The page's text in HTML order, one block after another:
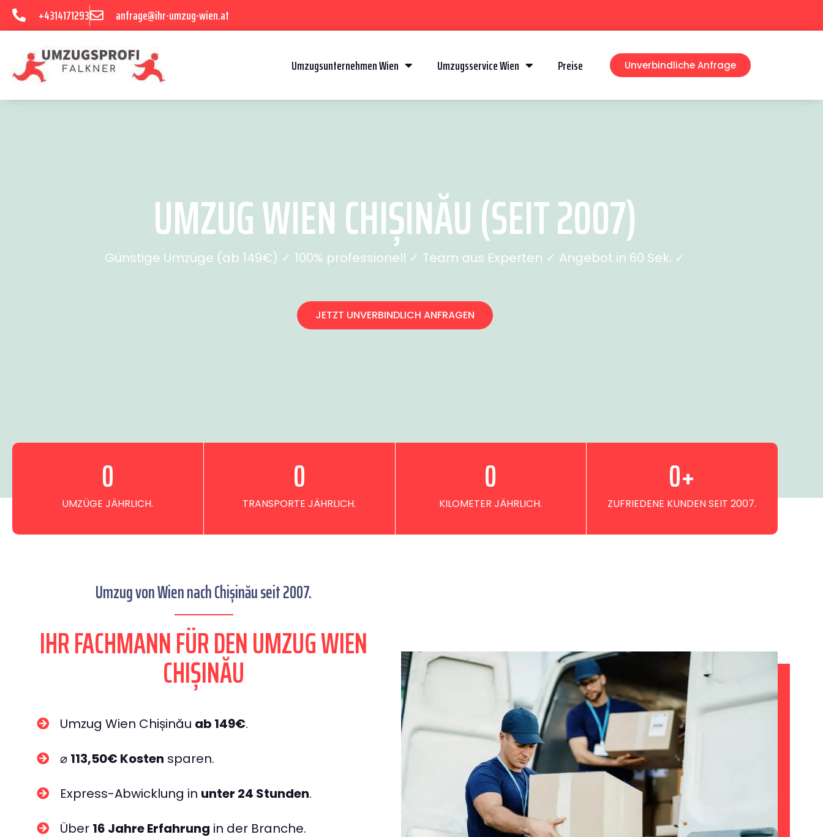
+4314171293 anfrage@ihr-umzug-wien.at
Umzugsunternehmen Wien Umzugsservice Wien Preise Unverbindliche Anfrage
UMZUG WIEN CHIȘINĂU (SEIT 2007)
Günstige Umzüge (ab 149€) ✓ 100% professionell ✓ Team aus Experten ✓ Angebot in 60 Sek. ✓
JETZT UNVERBINDLICH ANFRAGEN
UMZÜGE JÄHRLICH.
0
TRANSPORTE JÄHRLICH.
0
KILOMETER JÄHRLICH.
0
ZUFRIEDENE KUNDEN SEIT 2007.
0+
Umzug von Wien nach Chișinău seit 2007.
IHR FACHMANN FÜR DEN UMZUG WIEN
CHIȘINĂU
Umzug Wien Chișinău ab 149€.
⌀ 113,50€ Kosten sparen.
Express-Abwicklung in unter 24 Stunden.
Über 16 Jahre Erfahrung in der Branche.